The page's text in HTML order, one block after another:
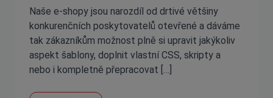
Naše e-shopy jsou narozdíl od drtivé většiny
konkurenčních poskytovatelů otevřené a dáváme
tak zákazníkům možnost plně si upravit jakýkoliv
aspekt šablony, doplnit vlastní CSS, skripty a
nebo i kompletně přepracovat […]